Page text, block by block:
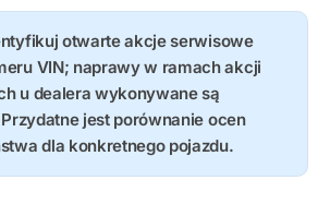
otwarte akcje serwisowe
VIN; naprawy w ramach akcji
u dealera wykonywane są
Przydatne jest porównanie ocen
dla konkretnego pojazdu.